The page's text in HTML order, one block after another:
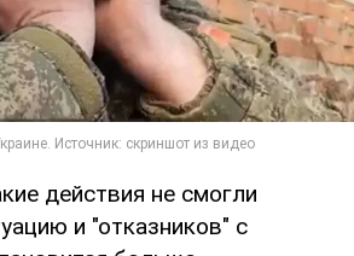
действия не смогли
и "отказников" с